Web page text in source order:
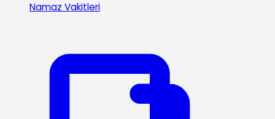
Namaz Vakitleri